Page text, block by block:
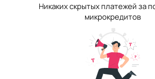
Никаких скрытых платежей за
микрокредитов